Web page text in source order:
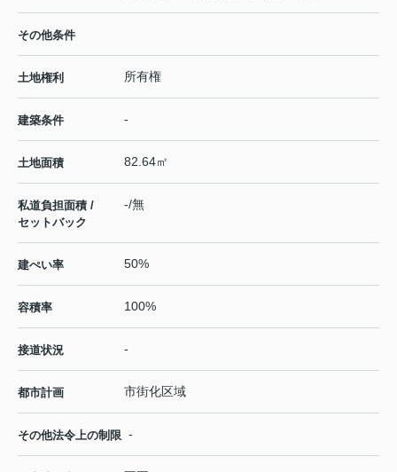
その他条件
土地権利 所有権
建築条件 -
土地面積 82.64㎡
私道負担面積 /
セットバック
-/無
建ぺい率 50%
容積率 100%
接道状況 -
都市計画 市街化区域
その他法令上の制限 -